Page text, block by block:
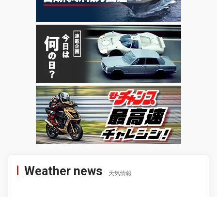
Weather news 天気情報